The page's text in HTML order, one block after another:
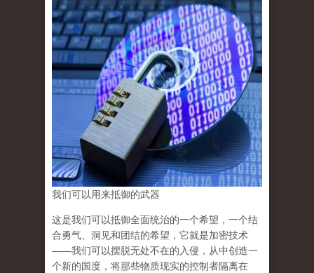
我们可以用来抵御的武器
这是我们可以抵御全面统治的一个希望，一个结
合勇气、洞见和团结的希望，它就是加密技术
——我们可以摆脱无处不在的入侵，从中创造一
个新的国度，将那些物质现实的控制者隔离在